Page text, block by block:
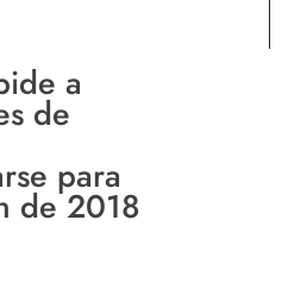
a
de
para
de 2018